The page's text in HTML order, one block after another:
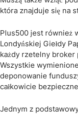
która znajduje się na
Plus500 jest również
Londyńskiej Giełdy
każdy rzetelny broker
Wszystkie
deponowanie
całkowicie
Jednym z